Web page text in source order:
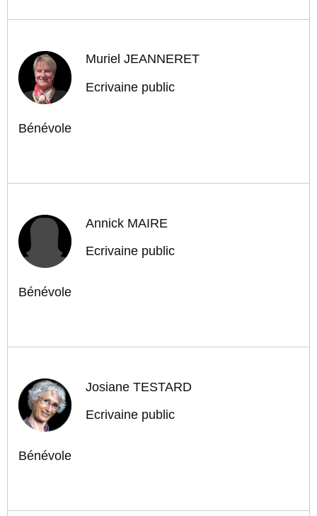
Muriel JEANNERET
Ecrivaine public
Bénévole
Annick MAIRE
Ecrivaine public
Bénévole
Josiane TESTARD
Ecrivaine public
Bénévole